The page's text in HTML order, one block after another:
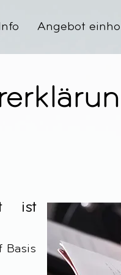
Info Angebot
ist
Basis